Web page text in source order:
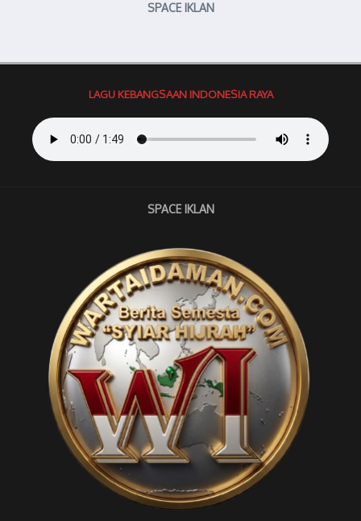
SPACE IKLAN
LAGU KEBANGSAAN INDONESIA RAYA
SPACE IKLAN